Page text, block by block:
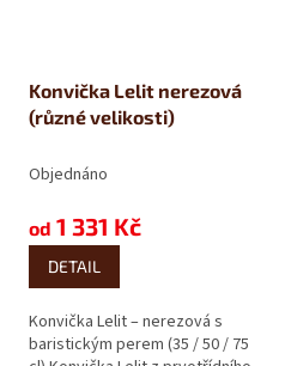
Konvička Lelit nerezová
(různé velikosti)
Objednáno
od 1 331 Kč
DETAIL
Konvička Lelit – nerezová s
baristickým perem (35 / 50 / 75